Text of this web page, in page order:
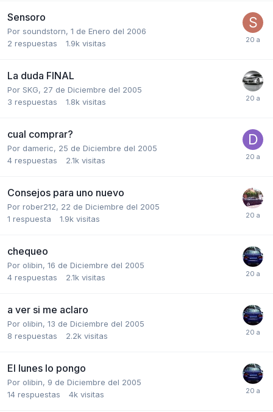
Sensoro
Por soundstorn, 1 de Enero del 2006
2 respuestas 1.9k visitas
La duda FINAL
Por SKG, 27 de Diciembre del 2005
3 respuestas 1.8k visitas
cual comprar?
Por dameric, 25 de Diciembre del 2005
4 respuestas 2.1k visitas
Consejos para uno nuevo
Por rober212, 22 de Diciembre del 2005
1 respuesta 1.9k visitas
chequeo
Por olibin, 16 de Diciembre del 2005
4 respuestas 2.1k visitas
a ver si me aclaro
Por olibin, 13 de Diciembre del 2005
8 respuestas 2.2k visitas
El lunes lo pongo
Por olibin, 9 de Diciembre del 2005
14 respuestas 4k visitas